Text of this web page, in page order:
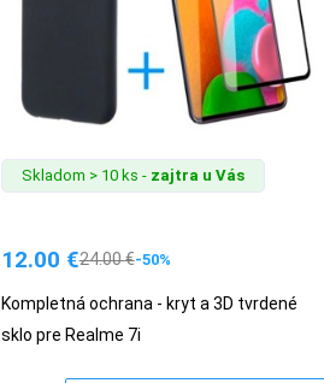
Skladom > 10 ks - zajtra u Vás
12.00 €24.00€-50%
Kompletná ochrana - kryt a 3D tvrdené
sklo pre Realme 7i